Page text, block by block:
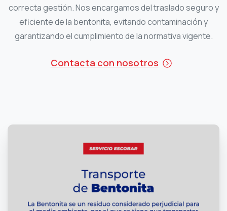
correcta gestión. Nos encargamos del traslado seguro y
eficiente de la bentonita, evitando contaminación y
garantizando el cumplimiento de la normativa vigente.
Contacta con nosotros